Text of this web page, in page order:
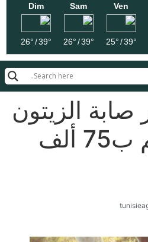
Ven
39°
/
25°
Sam
39°
/
26°
Dim
39°
/
26°
الزيتون
لهذا الموسم ب75 ألف